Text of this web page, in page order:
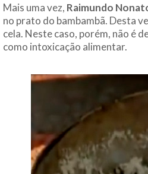
Mais uma vez, Raimundo
no prato do bambambã. Desta
cela. Neste caso, porém, não é
como intoxicação alimentar.